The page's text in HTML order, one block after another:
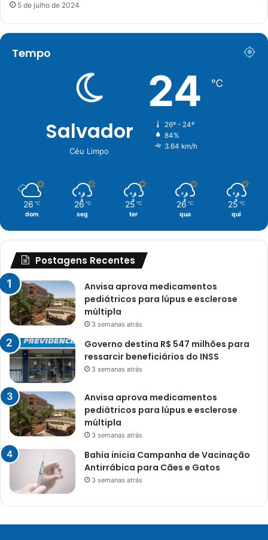
o 5 de julho de 2024
Tempo
Salvador
Céu Limpo
24 ℃
26º - 24º
84%
3.64 km/h
26 ℃
dom
26 ℃
seg
25 ℃
ter
26 ℃
qua
25 ℃
qui
Postagens Recentes
Anvisa aprova medicamentos
pediátricos para lúpus e esclerose
múltipla
3 semanas atrás
Governo destina R$ 547 milhões para
ressarcir beneficiários do INSS
3 semanas atrás
Anvisa aprova medicamentos
pediátricos para lúpus e esclerose
múltipla
3 semanas atrás
Bahia inicia Campanha de Vacinação
Antirrábica para Cães e Gatos
3 semanas atrás